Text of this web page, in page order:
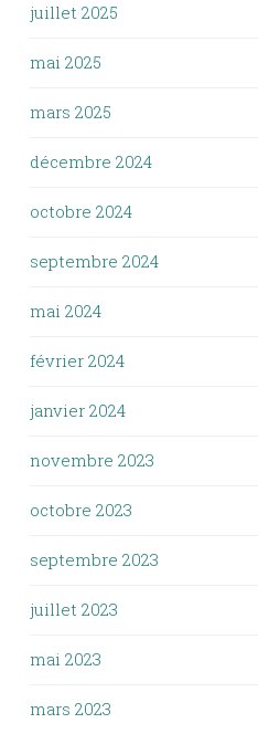
juillet 2025
mai 2025
mars 2025
décembre 2024
octobre 2024
septembre 2024
mai 2024
février 2024
janvier 2024
novembre 2023
octobre 2023
septembre 2023
juillet 2023
mai 2023
mars 2023